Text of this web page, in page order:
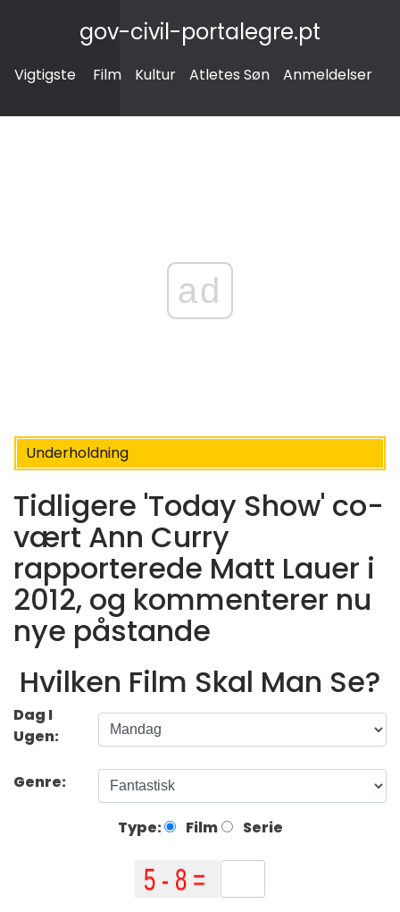
gov-civil-portalegre.pt
Vigtigste Film Kultur Atletes Søn Anmeldelser
ad
Underholdning
Tidligere 'Today Show' co-
vært Ann Curry
rapporterede Matt Lauer i
2012, og kommenterer nu
nye påstande
Hvilken Film Skal Man Se?
Dag I
Ugen:
Genre:
Type: Film Serie